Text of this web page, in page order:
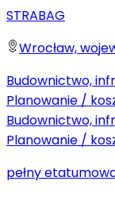
STRABAG
Wrocław,
Budownictwo,
Planowanie /
Budownictwo,
Planowanie /
pełny etat